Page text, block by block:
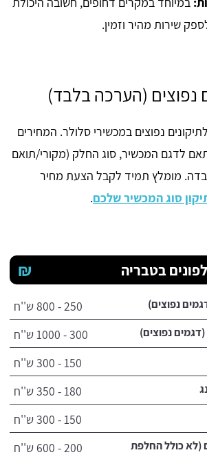
שירות מהיר וזמין.
נפוצים (הערכה בלבד)
נפוצים במכשירי סלולר. המחירים
לדגם המכשיר, סוג החלק (מקורי/תואם
מומלץ תמיד לקבל הצעת מחיר
סוג המכשיר שלכם.
₪ בטבריה
נפוצים) 250 - 800 ש''ח
נפוצים) 300 - 1000 ש''ח
150 - 300 ש''ח
180 - 350 ש''ח
150 - 300 ש''ח
(לא כולל החלפת
200 - 600 ש''ח